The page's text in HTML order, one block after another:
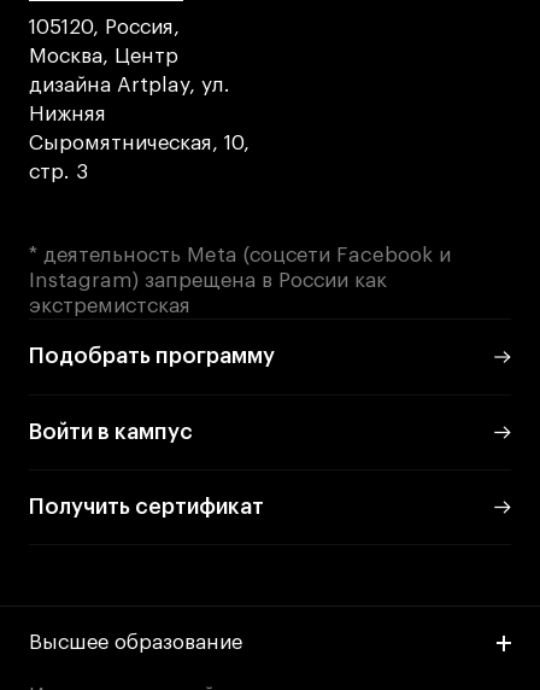
105120, Россия,
Москва, Центр
дизайна Artplay, ул.
Нижняя
Сыромятническая, 10,
стр. 3
* деятельность Meta (соцсети Facebook и
Instagram) запрещена в России как
экстремистская
Подобрать программу
Войти в кампус
Получить сертификат
Высшее образование